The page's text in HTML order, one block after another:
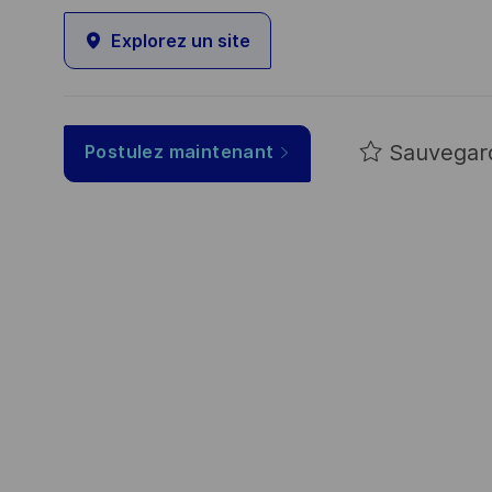
Explorez un site
Postulez maintenant